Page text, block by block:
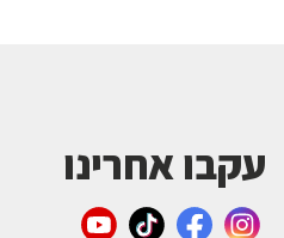
עקבו אחרינו